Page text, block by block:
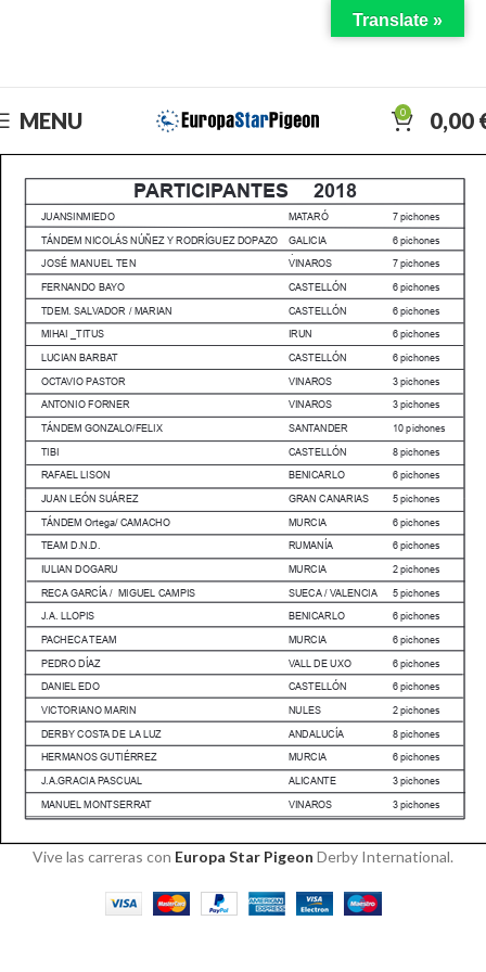
MENU 0 0,00
Vive las carreras con Europa Star Pigeon Derby International.
Translate »